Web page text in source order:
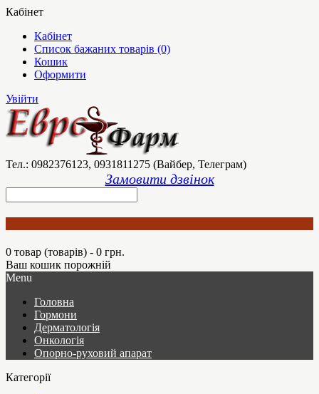
Кабінет
Кабінет
Список бажаних товарів (0)
Кошик
Оформити
Увійти
Тел.: 0982376123, 0931811275 (Вайбер, Телеграм)
Замовити дзвінок
0 товар (товарів) - 0 грн.
Ваш кошик порожній
Menu
Головна
Гормони
Дерматологія
Онкологія
Опорно-руховий апарат
Категорії